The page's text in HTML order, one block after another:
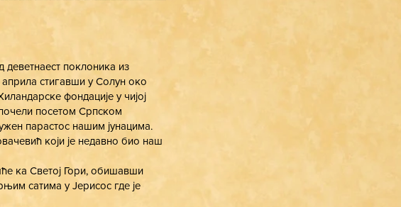
поклоника из
априла стигавши у Солун око
фондације у чијој
посетом Српском
парастос нашим јунацима.
који је недавно био наш
ка Светој Гори, обишавши
сатима у Јерисос где је